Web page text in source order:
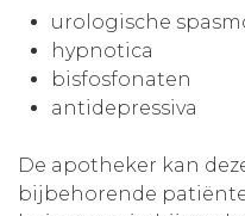
urologische
hypnotica
bisfosfonaten
antidepressiva
De apotheker kan
bijbehorende